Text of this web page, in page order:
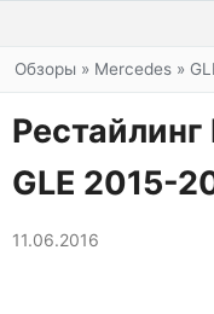
Вы здесь
Обзоры » Mercedes »
GLE 2015-
11.06.2016